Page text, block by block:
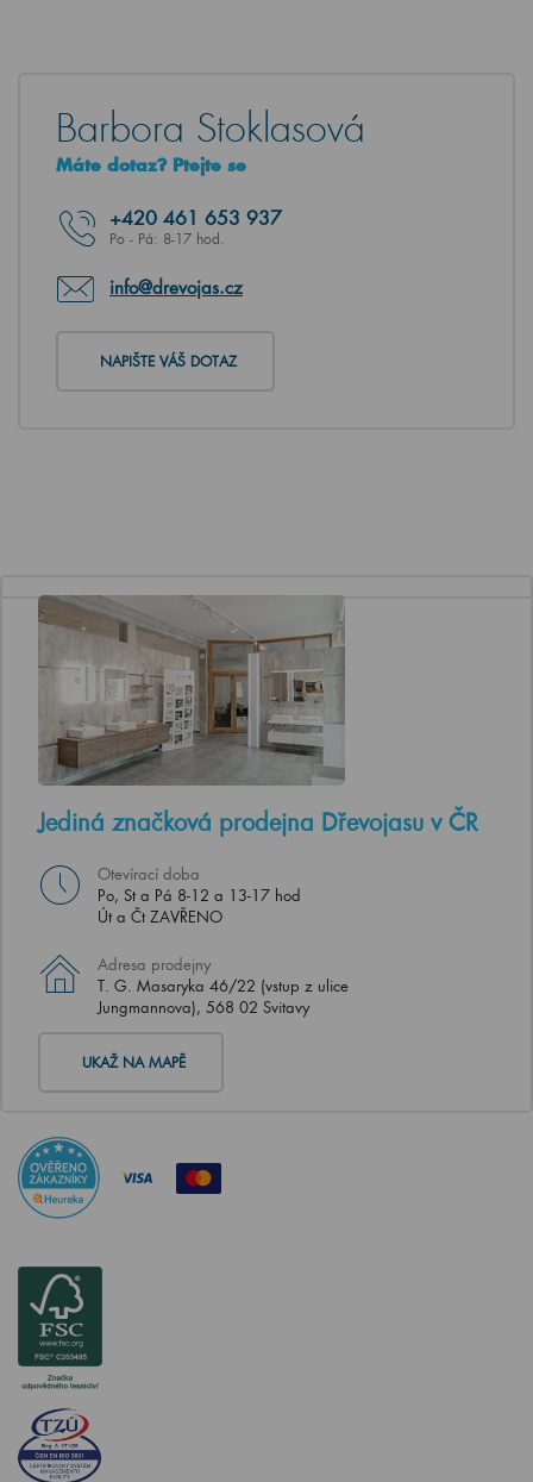
Barbora Stoklasová
Máte dotaz? Ptejte se
+420 461 653 937
Po - Pá: 8-17 hod.
info@drevojas.cz
NAPIŠTE VÁŠ DOTAZ
Jediná značková prodejna Dřevojasu v ČR
Otevírací doba
Po, St a Pá 8-12 a 13-17 hod
Út a Čt ZAVŘENO
Adresa prodejny
T. G. Masaryka 46/22 (vstup z ulice
Jungmannova), 568 02 Svitavy
UKAŽ NA MAPĚ